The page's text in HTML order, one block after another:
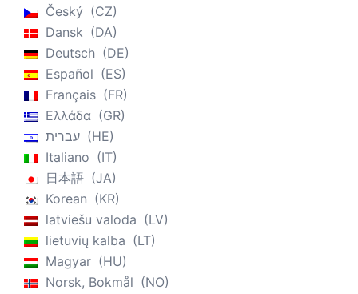
Český
CZ
Dansk
DA
Deutsch
DE
Español
ES
Français
FR
Ελλάδα
GR
עברית
HE
Italiano
IT
日本語
JA
Korean
KR
latviešu valoda
LV
lietuvių kalba
LT
Magyar
HU
Norsk, Bokmål
NO